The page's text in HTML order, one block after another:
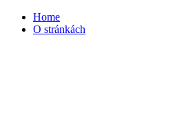
Home
O stránkách